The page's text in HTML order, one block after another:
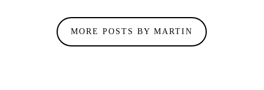
MORE POSTS BY MARTIN